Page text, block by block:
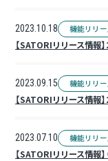
2023.10.18 機能リリー
【SATORIリリース情報
2023.09.15 機能リリー
【SATORIリリース情報
2023.07.10 機能リリー
【SATORIリリース情報